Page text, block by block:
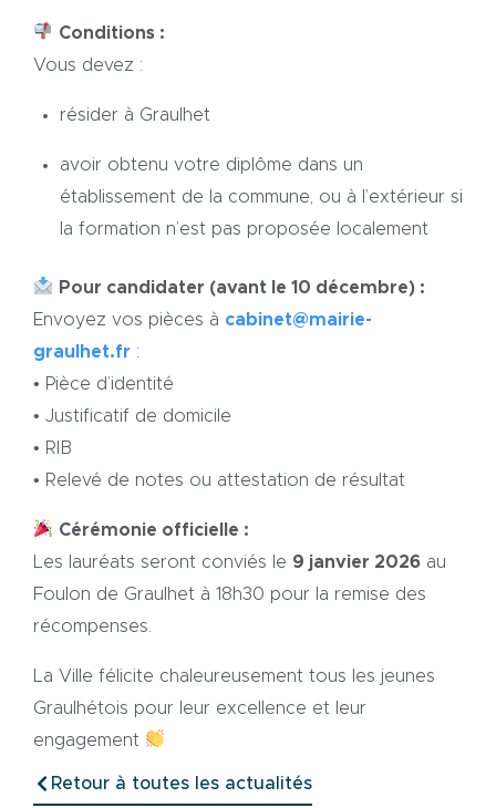
Conditions :
Vous devez :
résider à Graulhet
avoir obtenu votre diplôme dans un
établissement de la commune, ou à l’extérieur si
la formation n’est pas proposée localement
Pour candidater (avant le 10 décembre) :
Envoyez vos pièces à cabinet@mairie-
graulhet.fr :
• Pièce d’identité
• Justificatif de domicile
• RIB
• Relevé de notes ou attestation de résultat
Cérémonie officielle :
Les lauréats seront conviés le 9 janvier 2026 au
Foulon de Graulhet à 18h30 pour la remise des
récompenses.
La Ville félicite chaleureusement tous les jeunes
Graulhétois pour leur excellence et leur
engagement
Retour à toutes les actualités